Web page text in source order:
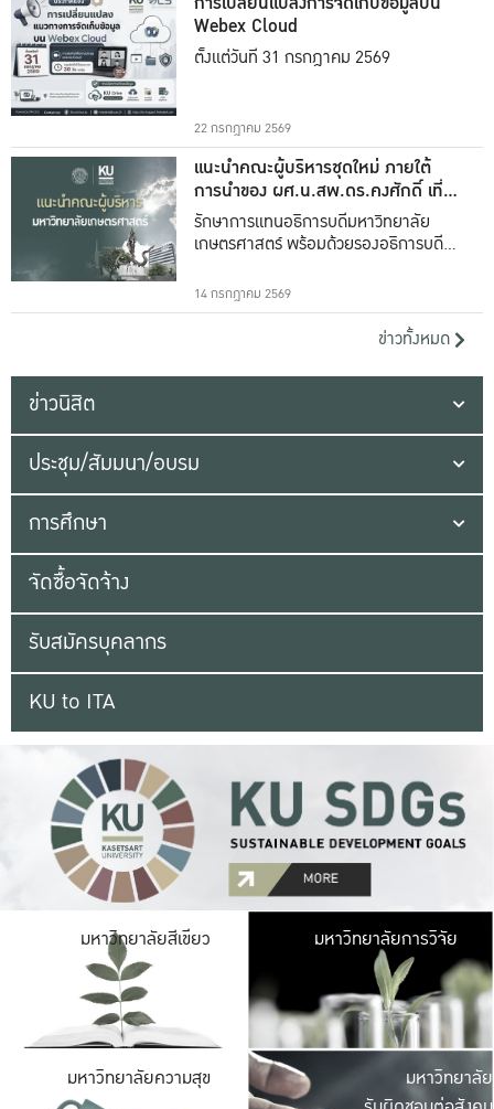
Webex Cloud
ตั้งแต่วันที่ 31 กรกฎาคม 2569
22 กรกฎาคม 2569
แนะนำคณะผู้บริหารชุดใหม่ ภายใต้
การนำของ ผศ.น.สพ.ดร.คงศักดิ์ เที่ยง
ธรรม
รักษาการแทนอธิการบดีมหาวิทยาลัย
เกษตรศาสตร์ พร้อมด้วยรองอธิการบดีทั้ง
14 กรกฎาคม 2569
ข่าวทั้งหมด
ข่าวนิสิต
ประชุม/สัมมนา/อบรม
การศึกษา
จัดซื้อจัดจ้าง
รับสมัครบุคลากร
KU to ITA
มหาวิทยาลัยสีเขียว มหาวิ
มีพื้นที่เขียวสดใส
เป็นป่าในเมือง เกษต
มหาวิทยาลัยการวิจัย
มหาวิทยาลัยความสุข มหาวิ
ค
มหาวิทยาลัย